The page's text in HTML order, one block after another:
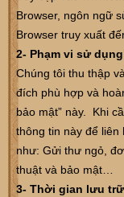
Browser, ngôn ngữ
Browser truy xuất
2- Phạm vi sử
Chúng tôi thu thập
đích phù hợp và
bảo mật” này. Khi
thông tin này để
như: Gửi thư ngỏ,
thuật và bảo mật…
3- Thời gian lưu